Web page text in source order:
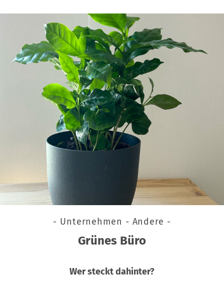
- Unternehmen - Andere -
Grünes Büro
Wer steckt dahinter?